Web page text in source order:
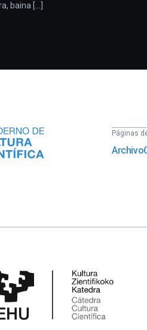
baina [...]
Páginas
Archivo